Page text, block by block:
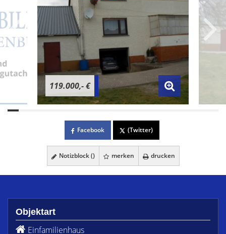
119.000,- €
Facebook (Twitter)
Notizblock () merken drucken
Objektart
Einfamilienhaus